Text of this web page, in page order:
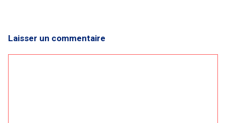
Laisser un commentaire